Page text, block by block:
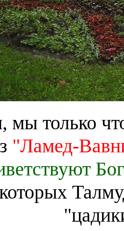
мы только
"Ламед-